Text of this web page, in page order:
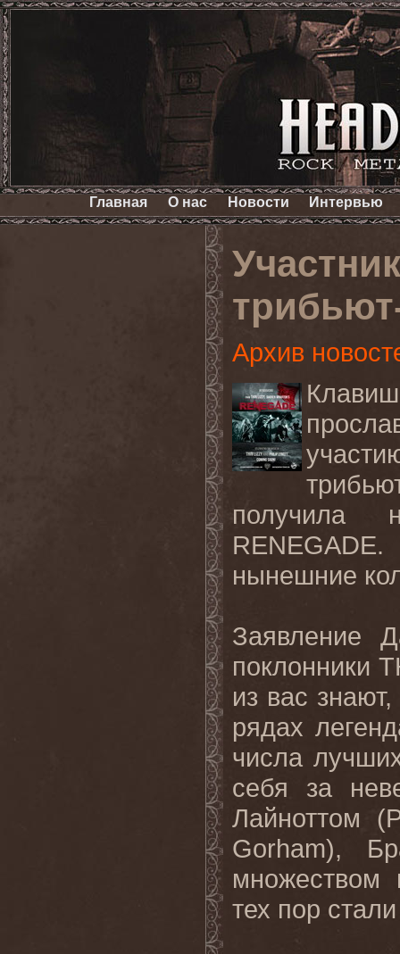
Главная О нас Новости Интервью
Архив
получила
RENEGADE.
нынешние
Заявление
поклонники
из вас
рядах
числа
себя за
Лайноттом (
Gorham),
множеством
тех пор